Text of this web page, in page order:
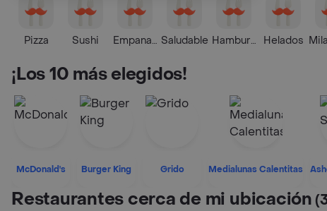
Pizza Sushi EmpanadasSaludable HamburguesaHelados
¡Los 10 más elegidos!
McDonald's Burger King Grido Medialunas Calentitas
Restaurantes cerca de mi ubicación